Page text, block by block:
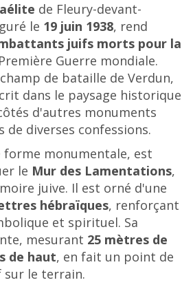
de Fleury-devant-
le 19 juin 1938, rend
juifs morts pour la
Guerre mondiale.
de bataille de Verdun,
dans le paysage historique
d'autres monuments
de diverses confessions.
forme monumentale, est
le Mur des Lamentations,
juive. Il est orné d'une
hébraïques, renforçant
et spirituel. Sa
mesurant 25 mètres de
de haut, en fait un point de
le terrain.